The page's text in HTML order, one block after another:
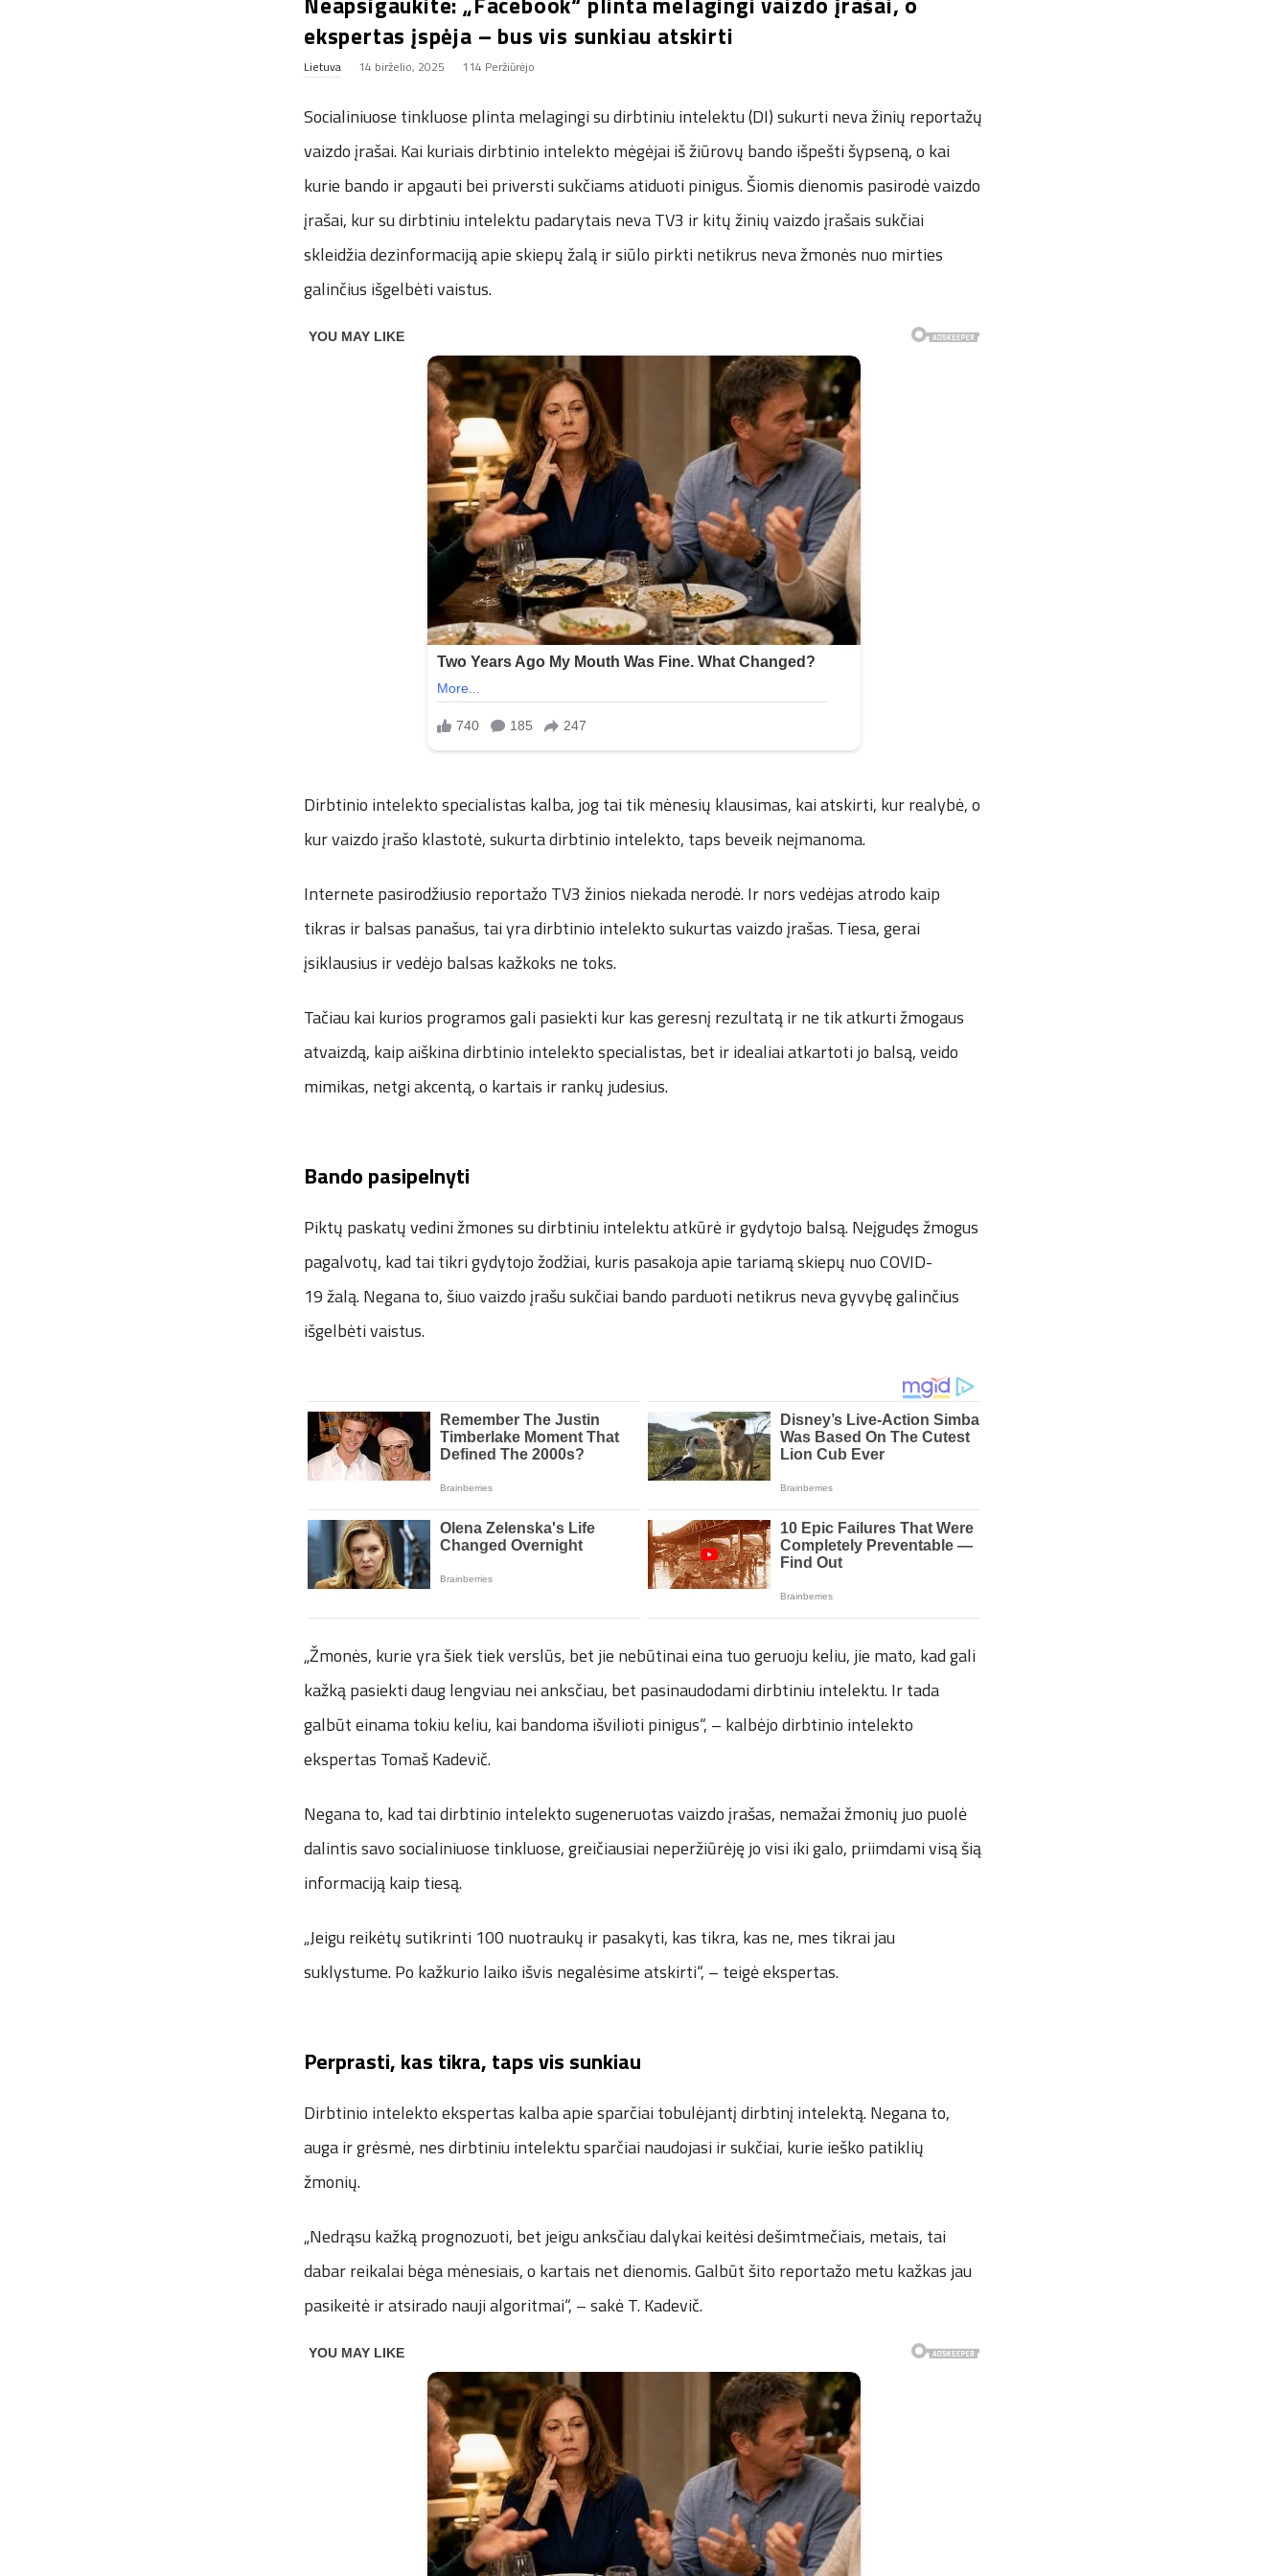
ekspertas įspėja – bus vis sunkiau atskirti
Lietuva 14 birželio, 2025 114 Peržiūrėjo
Socialiniuose tinkluose plinta melagingi su dirbtiniu intelektu (DI) sukurti neva žinių reportažų
vaizdo įrašai. Kai kuriais dirbtinio intelekto mėgėjai iš žiūrovų bando išpešti šypseną, o kai
kurie bando ir apgauti bei priversti sukčiams atiduoti pinigus. Šiomis dienomis pasirodė vaizdo
įrašai, kur su dirbtiniu intelektu padarytais neva TV3 ir kitų žinių vaizdo įrašais sukčiai
skleidžia dezinformaciją apie skiepų žalą ir siūlo pirkti netikrus neva žmonės nuo mirties
galinčius išgelbėti vaistus.
Dirbtinio intelekto specialistas kalba, jog tai tik mėnesių klausimas, kai atskirti, kur realybė, o
kur vaizdo įrašo klastotė, sukurta dirbtinio intelekto, taps beveik neįmanoma.
Internete pasirodžiusio reportažo TV3 žinios niekada nerodė. Ir nors vedėjas atrodo kaip
tikras ir balsas panašus, tai yra dirbtinio intelekto sukurtas vaizdo įrašas. Tiesa, gerai
įsiklausius ir vedėjo balsas kažkoks ne toks.
Tačiau kai kurios programos gali pasiekti kur kas geresnį rezultatą ir ne tik atkurti žmogaus
atvaizdą, kaip aiškina dirbtinio intelekto specialistas, bet ir idealiai atkartoti jo balsą, veido
mimikas, netgi akcentą, o kartais ir rankų judesius.
Bando pasipelnyti
Piktų paskatų vedini žmones su dirbtiniu intelektu atkūrė ir gydytojo balsą. Neįgudęs žmogus
pagalvotų, kad tai tikri gydytojo žodžiai, kuris pasakoja apie tariamą skiepų nuo COVID-
19 žalą. Negana to, šiuo vaizdo įrašu sukčiai bando parduoti netikrus neva gyvybę galinčius
išgelbėti vaistus.
„Žmonės, kurie yra šiek tiek verslūs, bet jie nebūtinai eina tuo geruoju keliu, jie mato, kad gali
kažką pasiekti daug lengviau nei anksčiau, bet pasinaudodami dirbtiniu intelektu. Ir tada
galbūt einama tokiu keliu, kai bandoma išvilioti pinigus“, – kalbėjo dirbtinio intelekto
ekspertas Tomaš Kadevič.
Negana to, kad tai dirbtinio intelekto sugeneruotas vaizdo įrašas, nemažai žmonių juo puolė
dalintis savo socialiniuose tinkluose, greičiausiai neperžiūrėję jo visi iki galo, priimdami visą šią
informaciją kaip tiesą.
„Jeigu reikėtų sutikrinti 100 nuotraukų ir pasakyti, kas tikra, kas ne, mes tikrai jau
suklystume. Po kažkurio laiko išvis negalėsime atskirti“, – teigė ekspertas.
Perprasti, kas tikra, taps vis sunkiau
Dirbtinio intelekto ekspertas kalba apie sparčiai tobulėjantį dirbtinį intelektą. Negana to,
auga ir grėsmė, nes dirbtiniu intelektu sparčiai naudojasi ir sukčiai, kurie ieško patiklių
žmonių.
„Nedrąsu kažką prognozuoti, bet jeigu anksčiau dalykai keitėsi dešimtmečiais, metais, tai
dabar reikalai bėga mėnesiais, o kartais net dienomis. Galbūt šito reportažo metu kažkas jau
pasikeitė ir atsirado nauji algoritmai“, – sakė T. Kadevič.